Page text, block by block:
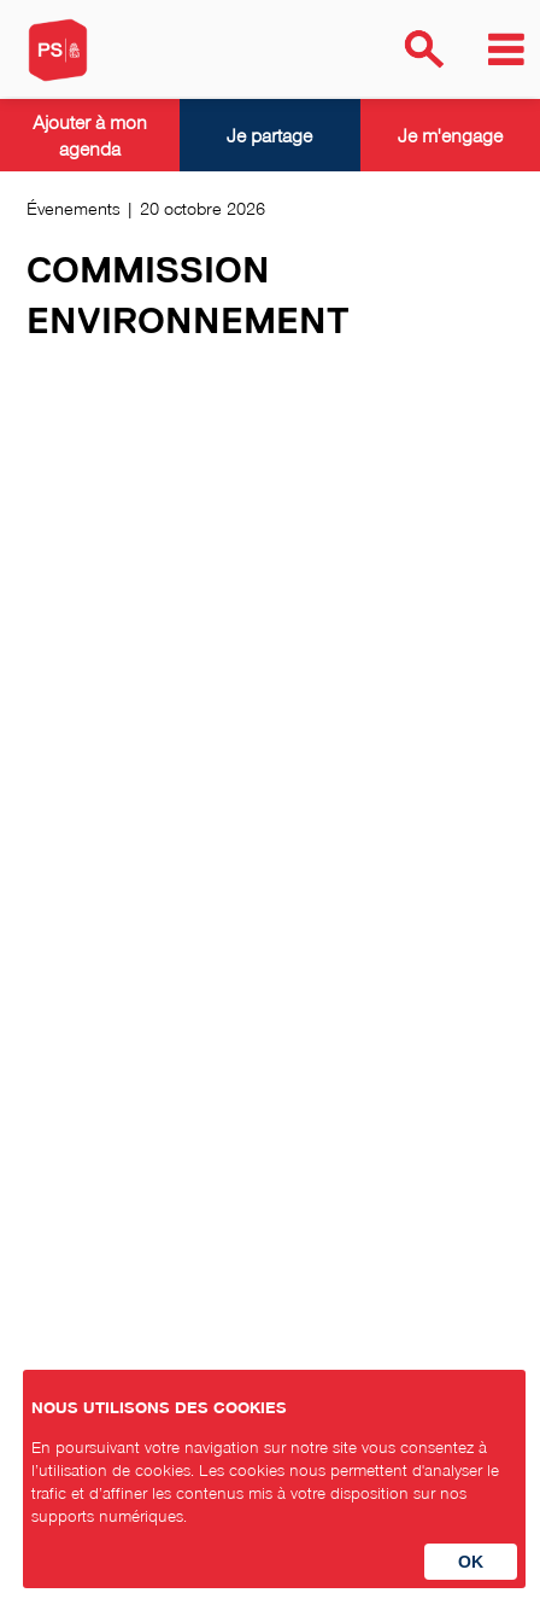
Évenements | 20 octobre 2026
COMMISSION
ENVIRONNEMENT
Ajouter à mon
agenda
Je partage Je m'engage
NOUS UTILISONS DES COOKIES
En poursuivant votre navigation sur notre site vous consentez à
l’utilisation de cookies. Les cookies nous permettent d'analyser le
trafic et d’affiner les contenus mis à votre disposition sur nos
supports numériques.